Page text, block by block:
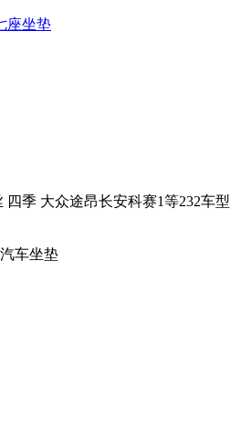
座坐垫
四季 大众途昂长安科赛1等232车型
车坐垫